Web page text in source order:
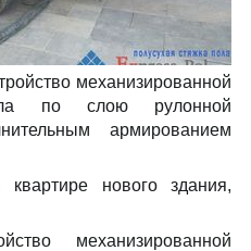
механизированной
по слою рулонной
армированием
нового здания,
механизированной